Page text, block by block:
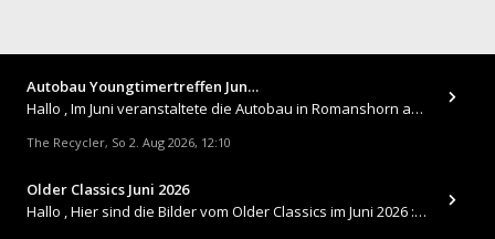
Autobau Youngtimertreffen Jun…
Hallo , Im Juni veranstaltete die Autobau in Romanshorn auf ihrem Gelände ein kleines Youngtimertreffen : https://up.
The Recycler, So 2. Aug 2026, 12:10
Older Classics Juni 2026
​Hallo , Hier sind die Bilder vom Older Classics im Juni 2026 : https://up.picr.de/51155940wd.jpg https://up.pic